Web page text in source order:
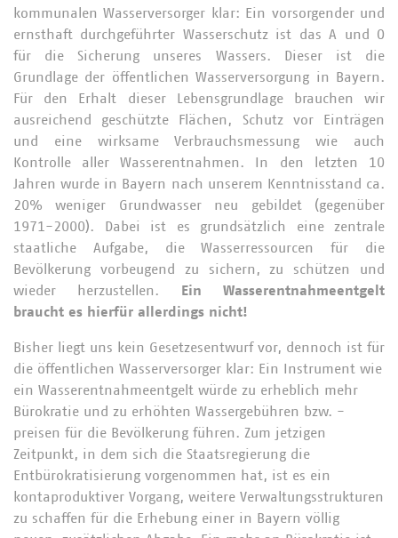
kommunalen Wasserversorger klar: Ein vorsorgender und
ernsthaft durchgeführter Wasserschutz ist das A und O
für die Sicherung unseres Wassers. Dieser ist die
Grundlage der öffentlichen Wasserversorgung in Bayern.
Für den Erhalt dieser Lebensgrundlage brauchen wir
ausreichend geschützte Flächen, Schutz vor Einträgen
und eine wirksame Verbrauchsmessung wie auch
Kontrolle aller Wasserentnahmen. In den letzten 10
Jahren wurde in Bayern nach unserem Kenntnisstand ca.
20% weniger Grundwasser neu gebildet (gegenüber
1971-2000). Dabei ist es grundsätzlich eine zentrale
staatliche Aufgabe, die Wasserressourcen für die
Bevölkerung vorbeugend zu sichern, zu schützen und
wieder herzustellen.
Ein Wasserentnahmeentgelt
braucht es hierfür allerdings nicht!
Bisher liegt uns kein Gesetzesentwurf vor, dennoch ist für
die öffentlichen Wasserversorger klar: Ein Instrument wie
ein Wasserentnahmeentgelt würde zu erheblich mehr
Bürokratie und zu erhöhten Wassergebühren bzw. -
preisen für die Bevölkerung führen. Zum jetzigen
Zeitpunkt, in dem sich die Staatsregierung die
Entbürokratisierung vorgenommen hat, ist es ein
kontaproduktiver Vorgang, weitere Verwaltungsstrukturen
zu schaffen für die Erhebung einer in Bayern völlig